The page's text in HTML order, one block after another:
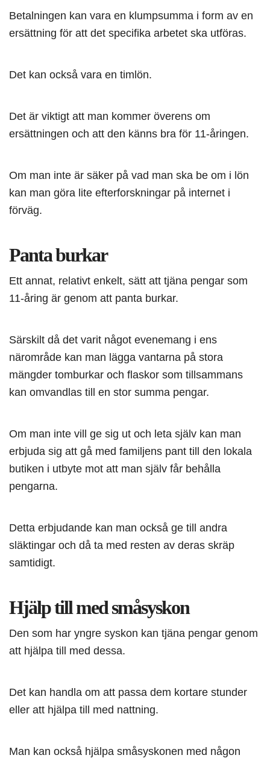
Betalningen kan vara en klumpsumma i form av en
ersättning för att det specifika arbetet ska utföras.
Det kan också vara en timlön.
Det är viktigt att man kommer överens om
ersättningen och att den känns bra för 11-åringen.
Om man inte är säker på vad man ska be om i lön
kan man göra lite efterforskningar på internet i
förväg.
Panta burkar
Ett annat, relativt enkelt, sätt att tjäna pengar som
11-åring är genom att panta burkar.
Särskilt då det varit något evenemang i ens
närområde kan man lägga vantarna på stora
mängder tomburkar och flaskor som tillsammans
kan omvandlas till en stor summa pengar.
Om man inte vill ge sig ut och leta själv kan man
erbjuda sig att gå med familjens pant till den lokala
butiken i utbyte mot att man själv får behålla
pengarna.
Detta erbjudande kan man också ge till andra
släktingar och då ta med resten av deras skräp
samtidigt.
Hjälp till med småsyskon
Den som har yngre syskon kan tjäna pengar genom
att hjälpa till med dessa.
Det kan handla om att passa dem kortare stunder
eller att hjälpa till med nattning.
Man kan också hjälpa småsyskonen med någon